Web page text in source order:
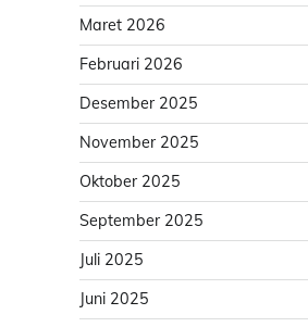
Maret 2026
Februari 2026
Desember 2025
November 2025
Oktober 2025
September 2025
Juli 2025
Juni 2025